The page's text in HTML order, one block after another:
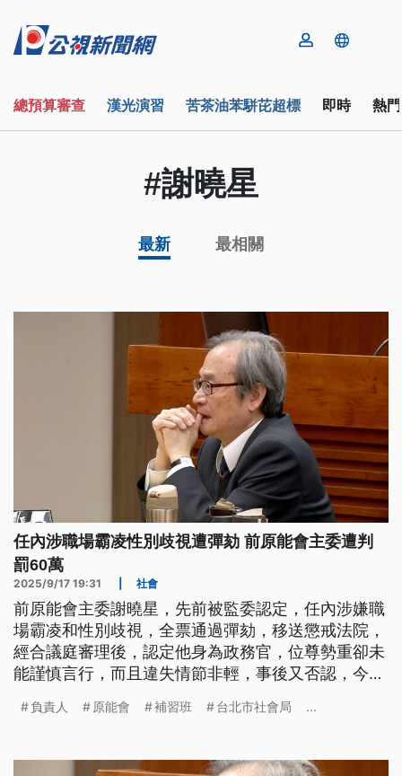
總預算審查 漢光演習 苦茶油苯駢芘超標 即時 熱
#謝曉星
最新 最相關
任內涉職場霸凌性別歧視遭彈劾 前原能會主委遭判
罰60萬
2025/9/17 19:31 社會
前原能會主委謝曉星，先前被監委認定，任內涉嫌職
場霸凌和性別歧視，全票通過彈劾，移送懲戒法院，
經合議庭審理後，認定他身為政務官，位尊勢重卻未
能謹慎言行，而且違失情節非輕，事後又否認，今
負責人 原能會 補習班 台北市社會局 ...